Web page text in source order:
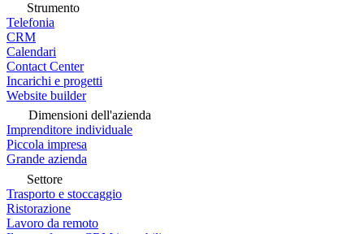
Strumento
Telefonia
CRM
Calendari
Contact Center
Incarichi e progetti
Website builder
Dimensioni dell'azienda
Imprenditore individuale
Piccola impresa
Grande azienda
Settore
Trasporto e stoccaggio
Ristorazione
Lavoro da remoto